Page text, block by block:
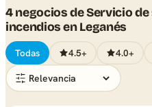
4 negocios de Servicio
incendios en Leganés
Todas 4.5+ 4.0+